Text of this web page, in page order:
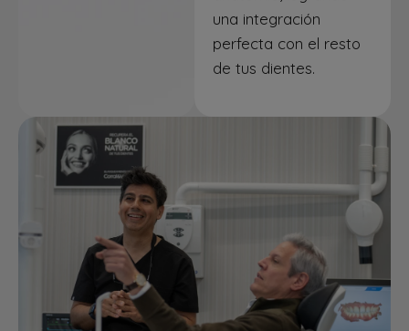
una integración
perfecta con el resto
de tus dientes.